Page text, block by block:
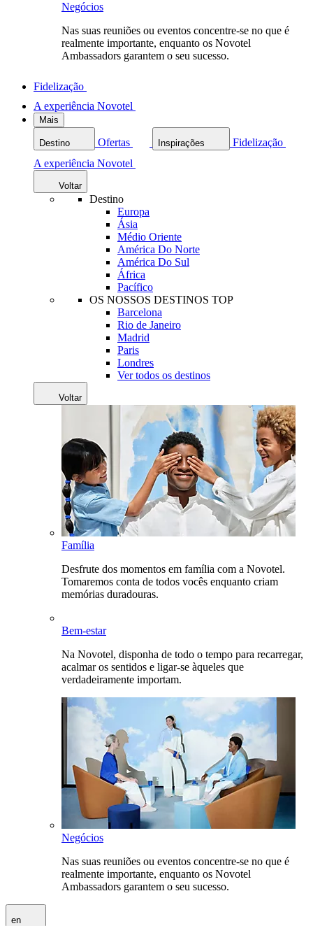
Negócios
Nas suas reuniões ou eventos concentre-se no que é
realmente importante, enquanto os Novotel
Ambassadors garantem o seu sucesso.
Fidelização
A experiência Novotel
Mais
Destino Ofertas Inspirações
Fidelização
A experiência Novotel
Voltar
Destino
Europa
Ásia
Médio Oriente
América Do Norte
América Do Sul
África
Pacífico
OS NOSSOS DESTINOS TOP
Barcelona
Rio de Janeiro
Madrid
Paris
Londres
Ver todos os destinos
Voltar
Família
Desfrute dos momentos em família com a Novotel.
Tomaremos conta de todos vocês enquanto criam
memórias duradouras.
Bem-estar
Na Novotel, disponha de todo o tempo para recarregar,
acalmar os sentidos e ligar-se àqueles que
verdadeiramente importam.
Negócios
Nas suas reuniões ou eventos concentre-se no que é
realmente importante, enquanto os Novotel
Ambassadors garantem o seu sucesso.
en